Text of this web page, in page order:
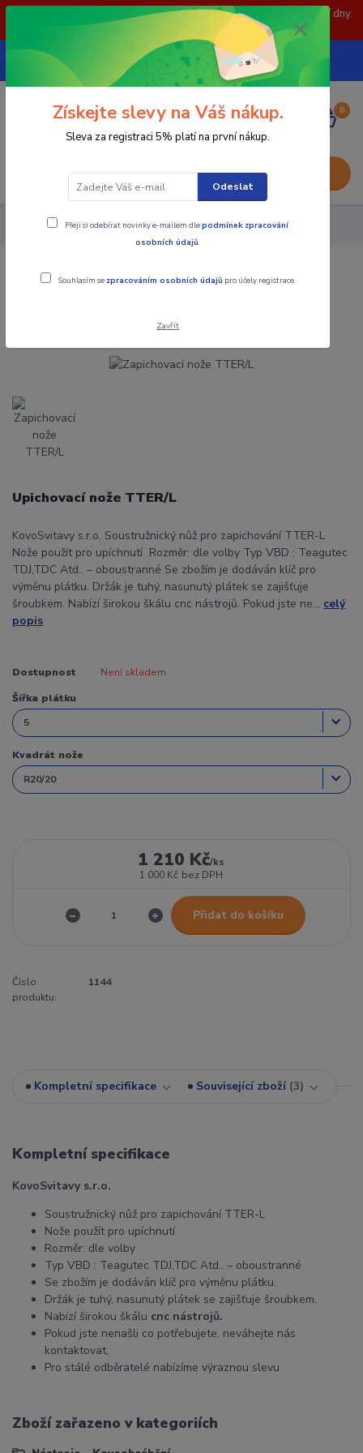
POZOR: 31.7 , 3.8 a 5.8- zavřeno. objednávky odešleme následující dny.
Děkujeme za pochopení.
CZK
739252246
(Po-Pá, 8-15 hod.)
0
0,00 Kč
Nástroje - Kovoobrábění Zapichovací nože TTER/L
Zapichovací nože TTER/L
Upichovací nože TTER/L
KovoSvitavy s.r.o. Soustružnický nůž pro zapichování TTER-L
Nože použít pro upíchnutí Rozměr: dle volby Typ VBD : Teagutec
TDJ,TDC Atd.. – oboustranné Se zbožím je dodáván klíč pro
výměnu plátku. Držák je tuhý, nasunutý plátek se zajišťuje
šroubkem. Nabízí širokou škálu cnc nástrojů. Pokud jste ne... celý
popis
Dostupnost Není skladem
Šířka plátku
Kvadrát nože
1 210 Kč/ks
1 000 Kč bez DPH
Přidat do košíku
Číslo
produktu:
1144
Kompletní specifikace Související zboží 3
Kompletní specifikace
KovoSvitavy s.r.o.
Soustružnický nůž pro zapichování TTER-L
Nože použít pro upíchnutí
Rozměr: dle volby
Typ VBD : Teagutec TDJ,TDC Atd.. – oboustranné
Se zbožím je dodáván klíč pro výměnu plátku.
Držák je tuhý, nasunutý plátek se zajišťuje šroubkem.
Nabízí širokou škálu cnc nástrojů.
Pokud jste nenašli co potřebujete, neváhejte nás
kontaktovat,
Pro stálé odběratelé nabízíme výraznou slevu
Zboží zařazeno v kategoriích
Získejte slevy na Váš nákup.
Sleva za registraci 5% platí na první nákup.
Odeslat
Přeji si odebírat novinky e-mailem dlepodmínek zpracování
osobních údajů.
Souhlasím se zpracováním osobních údajů pro účely registrace.
Zavřít